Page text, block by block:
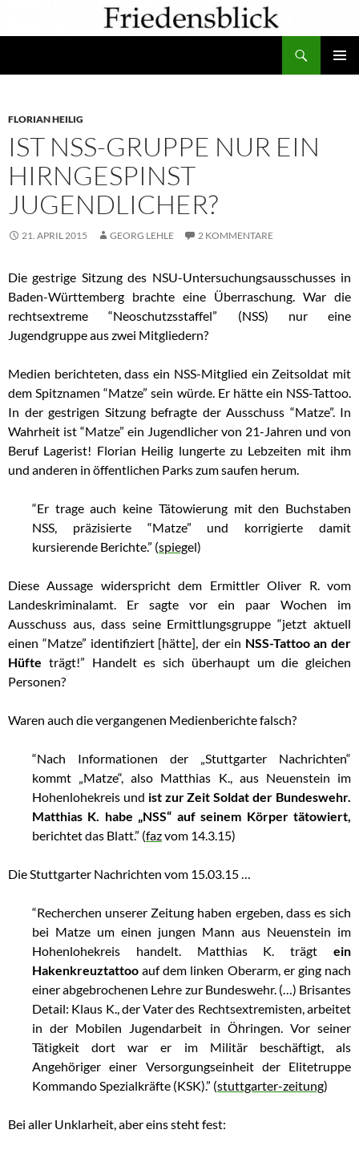
FLORIAN HEILIG
IST NSS-GRUPPE NUR EIN
HIRNGESPINST
JUGENDLICHER?
21. APRIL 2015 GEORG LEHLE 2 KOMMENTARE
Die gestrige Sitzung des NSU-Untersuchungsausschusses in
Baden-Württemberg brachte eine Überraschung. War die
rechtsextreme “Neoschutzsstaffel” (NSS) nur eine
Jugendgruppe aus zwei Mitgliedern?
Medien berichteten, dass ein NSS-Mitglied ein Zeitsoldat mit
dem Spitznamen “Matze” sein würde. Er hätte ein NSS-Tattoo.
In der gestrigen Sitzung befragte der Ausschuss “Matze”. In
Wahrheit ist “Matze” ein Jugendlicher von 21-Jahren und von
Beruf Lagerist! Florian Heilig lungerte zu Lebzeiten mit ihm
und anderen in öffentlichen Parks zum saufen herum.
“Er trage auch keine Tätowierung mit den Buchstaben
NSS, präzisierte “Matze” und korrigierte damit
kursierende Berichte.” (spiegel)
Diese Aussage widerspricht dem Ermittler Oliver R. vom
Landeskriminalamt. Er sagte vor ein paar Wochen im
Ausschuss aus, dass seine Ermittlungsgruppe “jetzt aktuell
einen “Matze” identifiziert [hätte], der ein NSS-Tattoo an der
Hüfte trägt!” Handelt es sich überhaupt um die gleichen
Personen?
Waren auch die vergangenen Medienberichte falsch?
“Nach Informationen der „Stuttgarter Nachrichten“
kommt „Matze“, also Matthias K., aus Neuenstein im
Hohenlohekreis und ist zur Zeit Soldat der Bundeswehr.
Matthias K. habe „NSS“ auf seinem Körper tätowiert,
berichtet das Blatt.” (fazvom 14.3.15)
Die Stuttgarter Nachrichten vom 15.03.15 …
“Recherchen unserer Zeitung haben ergeben, dass es sich
bei Matze um einen jungen Mann aus Neuenstein im
Hohenlohekreis handelt. Matthias K. trägt ein
Hakenkreuztattoo auf dem linken Oberarm, er ging nach
einer abgebrochenen Lehre zur Bundeswehr. (…) Brisantes
Detail: Klaus K., der Vater des Rechtsextremisten, arbeitet
in der Mobilen Jugendarbeit in Öhringen. Vor seiner
Tätigkeit dort war er im Militär beschäftigt, als
Angehöriger einer Versorgungseinheit der Elitetruppe
Kommando Spezialkräfte (KSK).” (stuttgarter-zeitung)
Bei aller Unklarheit, aber eins steht fest: